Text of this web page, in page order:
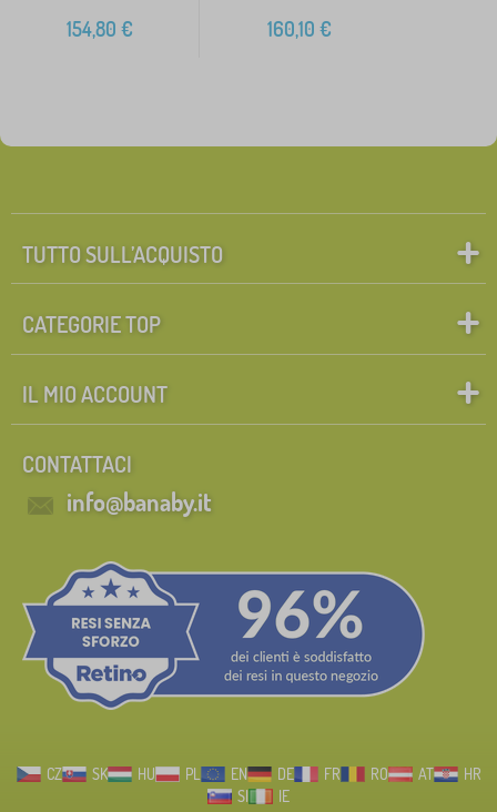
154,80 € 160,10 €
TUTTO SULL’ACQUISTO
CATEGORIE TOP
IL MIO ACCOUNT
CONTATTACI
info@banaby.it
CZ SK HU PL EN DE FR RO AT
HR
SI
IE